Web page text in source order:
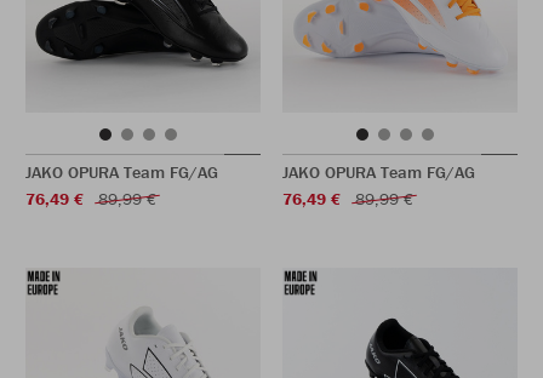
JAKO OPURA Team FG/AG
76,49 €
89,99 €
JAKO OPURA Team FG/AG
76,49 €
89,99 €